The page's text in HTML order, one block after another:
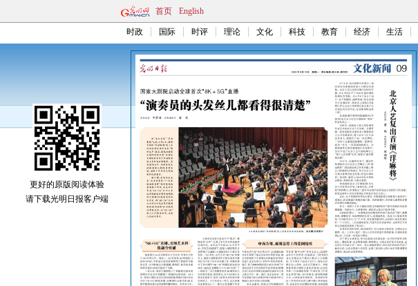
首页 English
时政 国际 时评 理论 文化 科技 教育 经济 生活
更好的原版阅读体验
请下载光明日报客户端